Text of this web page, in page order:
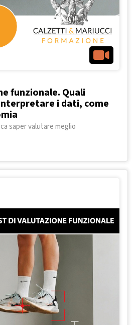
funzionale. Quali
i dati, come
saper valutare meglio